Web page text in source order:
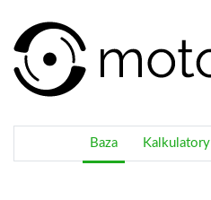
Baza Kalkulatory